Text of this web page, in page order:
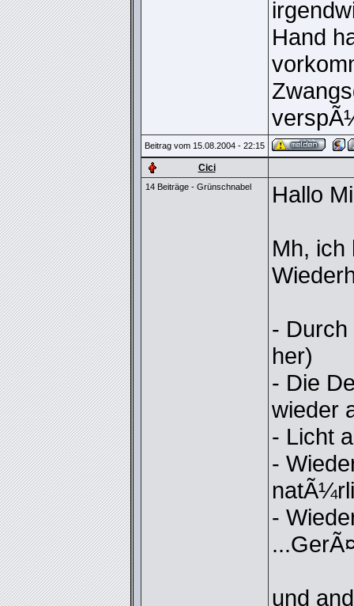
Hand
Beitrag vom 15.08.2004 - 22:15
Cici
14 Beiträge - Grünschnabel Hallo
Mh, ich
-
her)
- Die
wieder
- Licht
-
-
und